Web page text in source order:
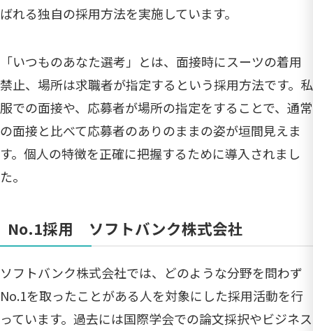
ばれる独自の採用方法を実施しています。
「いつものあなた選考」とは、面接時にスーツの着用
禁止、場所は求職者が指定するという採用方法です。私
服での面接や、応募者が場所の指定をすることで、通常
の面接と比べて応募者のありのままの姿が垣間見えま
す。個人の特徴を正確に把握するために導入されまし
た。
No.1採用 ソフトバンク株式会社
ソフトバンク株式会社では、どのような分野を問わず
No.1を取ったことがある人を対象にした採用活動を行
っています。過去には国際学会での論文採択やビジネス